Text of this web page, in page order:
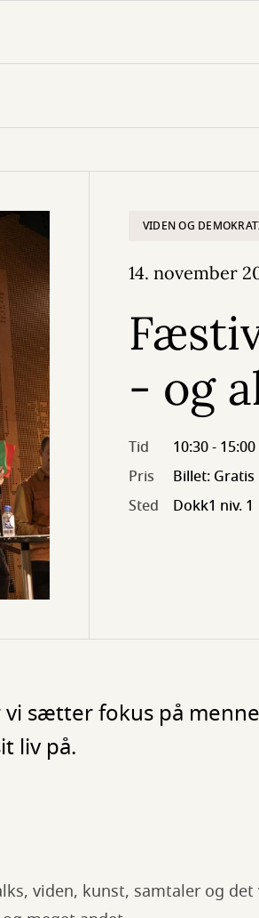
VIDEN OG
14. november
- og
Tid
10:30 - 15:00
Pris
Billet: Gratis
Sted
Dokk1 niv. 1
sætter fokus på
liv på.
viden, kunst, samtaler og det